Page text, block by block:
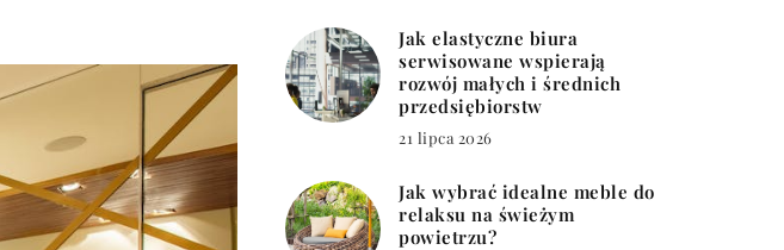
Jak elastyczne biura
serwisowane wspierają
rozwój małych i średnich
przedsiębiorstw
21 lipca 2026
Jak wybrać idealne meble do
relaksu na świeżym
powietrzu?